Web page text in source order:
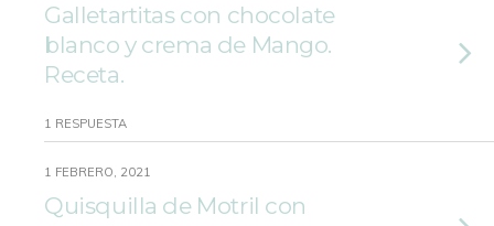
Galletartitas con chocolate
blanco y crema de Mango.
Receta.
1 RESPUESTA
1 FEBRERO, 2021
Quisquilla de Motril con